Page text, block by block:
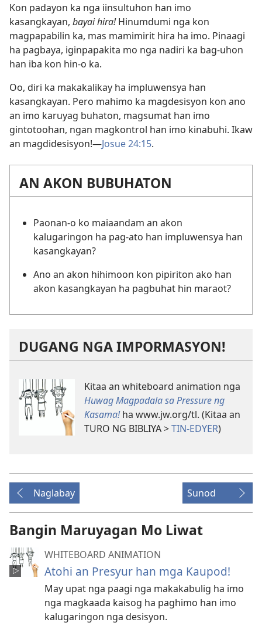
Kon padayon ka nga iinsultuhon han imo
kasangkayan, bayai hira!Hinumdumi nga kon
magpapabilin ka, mas mamimirit hira ha imo. Pinaagi
ha pagbaya, iginpapakita mo nga nadiri ka bag-uhon
han iba kon hin-o ka.
Oo, diri ka makakalikay ha impluwensya han
kasangkayan. Pero mahimo ka magdesisyon kon ano
an imo karuyag buhaton, magsumat han imo
gintotoohan, ngan magkontrol han imo kinabuhi. Ikaw
an magdidesisyon!​—Josue 24:15.
AN AKON BUBUHATON
Paonan-o ko maiaandam an akon
kalugaringon ha pag-ato han impluwensya han
kasangkayan?
Ano an akon hihimoon kon pipiriton ako han
akon kasangkayan ha pagbuhat hin maraot?
DUGANG NGA IMPORMASYON!
Kitaa an whiteboard animation nga
Huwag Magpadala sa Pressure ng
Kasama!ha www.jw.org/tl. (Kitaa an
TURO NG BIBLIYA >TIN-EDYER)
Naglabay Sunod
Bangin Maruyagan Mo Liwat
WHITEBOARD ANIMATION
Atohi an Presyur han mga Kaupod!
May upat nga paagi nga makakabulig ha imo
nga magkaada kaisog ha paghimo han imo
kalugaringon nga desisyon.